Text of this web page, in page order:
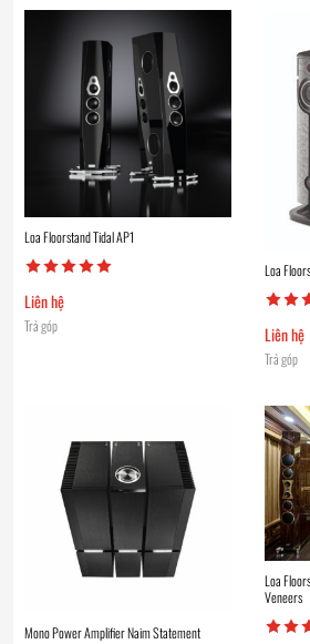
Loa Floorstand Tidal AP1
Liên hệ
Trả góp
Loa
Liên hệ
Trả góp
Mono Power Amplifier Naim Statement
Loa
Veneers